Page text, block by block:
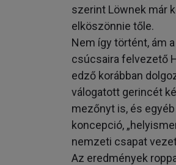
szerint Löwnek már
elköszönnie tőle.
Nem így történt, ám
csúcsaira felvezető
edző korábban
válogatott gerincét
mezőnyt is, és
koncepció,
nemzeti csapat
Az eredmények